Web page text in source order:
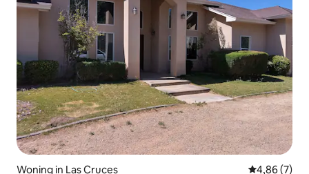
Woning in Las Cruces Gemiddelde
4,86 (7)